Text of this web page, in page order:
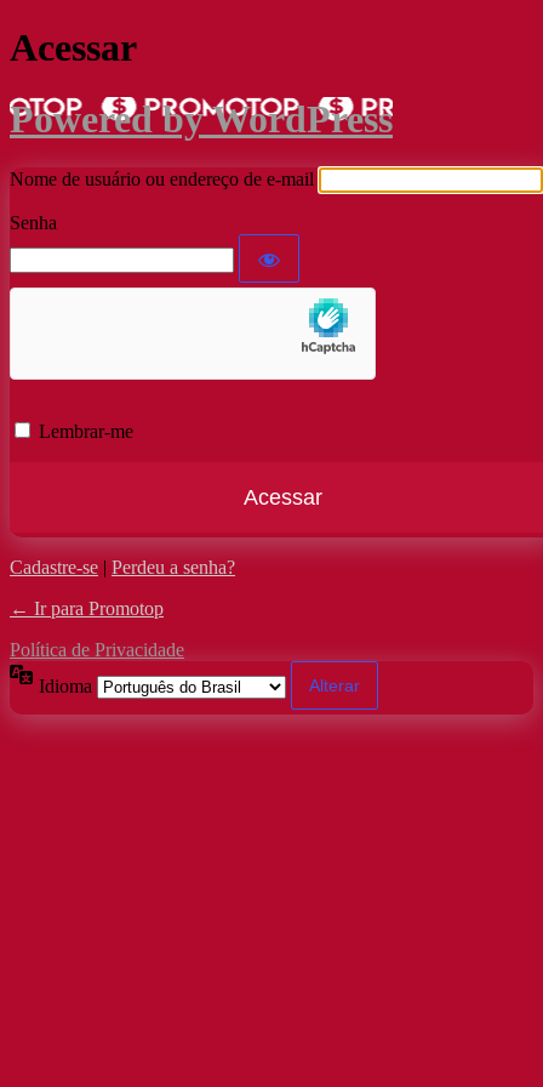
Acessar
Powered by WordPress
Nome de usuário ou endereço de e-mail
Senha
Lembrar-me
Cadastre-se | Perdeu a senha?
← Ir para Promotop
Política de Privacidade
Idioma